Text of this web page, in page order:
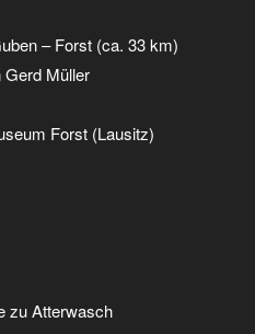
– Forst (ca. 33 km)
Gerd Müller
Forst (Lausitz)
zu Atterwasch